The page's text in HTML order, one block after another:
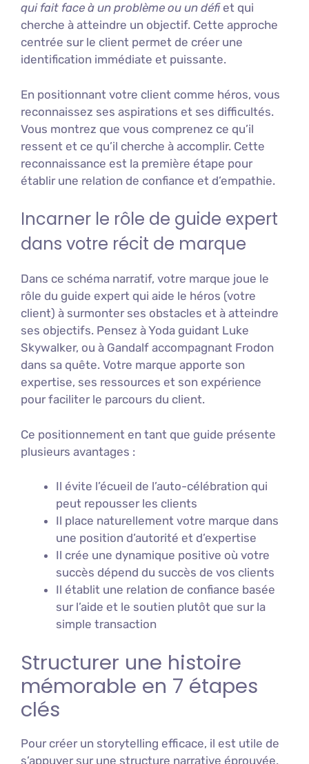
qui fait face à un problème ou un défiet qui
cherche à atteindre un objectif. Cette approche
centrée sur le client permet de créer une
identification immédiate et puissante.
En positionnant votre client comme héros, vous
reconnaissez ses aspirations et ses difficultés.
Vous montrez que vous comprenez ce qu’il
ressent et ce qu’il cherche à accomplir. Cette
reconnaissance est la première étape pour
établir une relation de confiance et d’empathie.
Incarner le rôle de guide expert
dans votre récit de marque
Dans ce schéma narratif, votre marque joue le
rôle du guide expert qui aide le héros (votre
client) à surmonter ses obstacles et à atteindre
ses objectifs. Pensez à Yoda guidant Luke
Skywalker, ou à Gandalf accompagnant Frodon
dans sa quête. Votre marque apporte son
expertise, ses ressources et son expérience
pour faciliter le parcours du client.
Ce positionnement en tant que guide présente
plusieurs avantages :
Il évite l’écueil de l’auto-célébration qui
peut repousser les clients
Il place naturellement votre marque dans
une position d’autorité et d’expertise
Il crée une dynamique positive où votre
succès dépend du succès de vos clients
Il établit une relation de confiance basée
sur l’aide et le soutien plutôt que sur la
simple transaction
Structurer une histoire
mémorable en 7 étapes
clés
Pour créer un storytelling efficace, il est utile de
s’appuyer sur une structure narrative éprouvée.